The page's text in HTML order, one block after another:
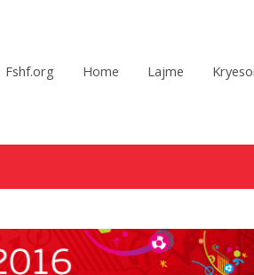
Fshf.org Home Lajme